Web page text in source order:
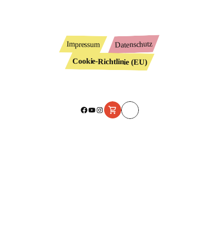
Impressum Datenschutz
Cookie-Richtlinie (EU)
Facebook
YouTube
Instagram